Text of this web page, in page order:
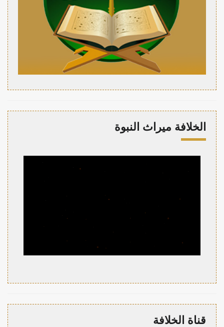
الخلافة ميراث النبوة
قناة الخلافة